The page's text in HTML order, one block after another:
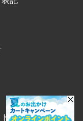
ア